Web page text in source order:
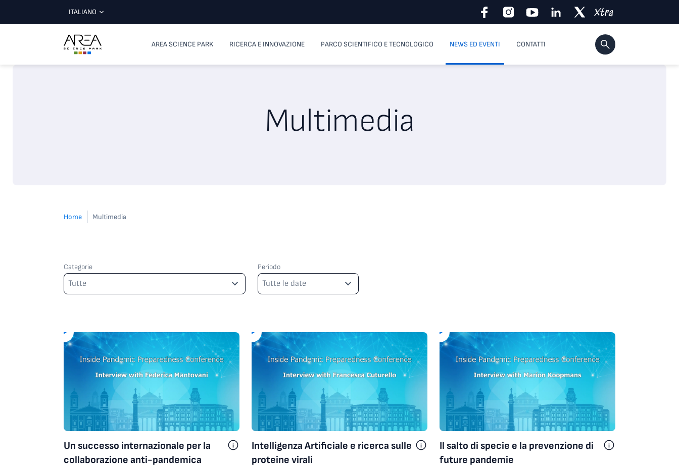
ITALIANO
AREA SCIENCE PARK RICERCA E INNOVAZIONE PARCO SCIENTIFICO E TECNOLOGICO NEWS ED EVENTI CONTATTI
Multimedia
Home Multimedia
Categorie
Categorie
Tutte
Periodo
Periodo
Tutte le date
Un successo internazionale per la
collaborazione anti-pandemica
Intelligenza Artificiale e ricerca sulle
proteine virali
Il salto di specie e la prevenzione di
future pandemie